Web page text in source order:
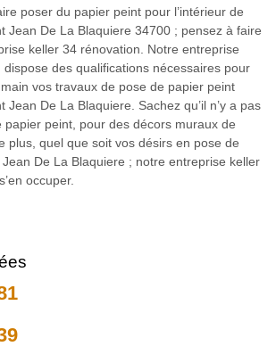
poser du papier peint pour l’intérieur de
Jean De La Blaquiere 34700 ; pensez à faire
keller 34 rénovation. Notre entreprise
des qualifications nécessaires pour
vos travaux de pose de papier peint
Jean De La Blaquiere. Sachez qu’il n’y a pas
papier peint, pour des décors muraux de
plus, quel que soit vos désirs en pose de
De La Blaquiere ; notre entreprise keller
occuper.